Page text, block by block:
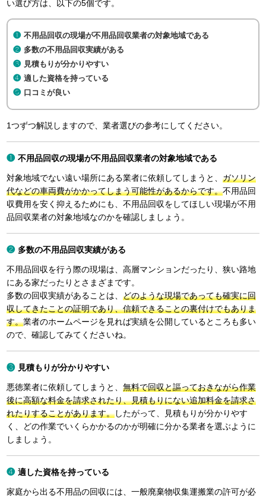
い選び方は、以下の5個です。
不用品回収の現場が不用品回収業者の対象地域である
多数の不用品回収実績がある
見積もりが分かりやすい
適した資格を持っている
口コミが良い
1つずつ解説しますので、業者選びの参考にしてください。
不用品回収の現場が不用品回収業者の対象地域である
対象地域でない遠い場所にある業者に依頼してしまうと、ガソリン
代などの車両費がかかってしまう可能性があるからです。不用品回
収費用を安く抑えるためにも、不用品回収をしてほしい現場が不用
品回収業者の対象地域なのかを確認しましょう。
多数の不用品回収実績がある
不用品回収を行う際の現場は、高層マンションだったり、狭い路地
にある家だったりとさまざまです。
多数の回収実績があることは、どのような現場であっても確実に回
収してきたことの証明であり、信頼できることの裏付けでもありま
す。業者のホームページを見れば実績を公開しているところも多い
ので、確認してみてくださいね。
見積もりが分かりやすい
悪徳業者に依頼してしまうと、無料で回収と謳っておきながら作業
後に高額な料金を請求されたり、見積もりにない追加料金を請求さ
れたりすることがあります。したがって、見積もりが分かりやす
く、どの作業でいくらかかるのかが明確に分かる業者を選ぶように
しましょう。
適した資格を持っている
家庭から出る不用品の回収には、一般廃棄物収集運搬業の許可が必